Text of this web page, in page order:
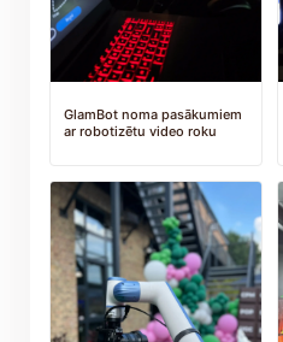
GlamBot noma pasākumiem
ar robotizētu video roku